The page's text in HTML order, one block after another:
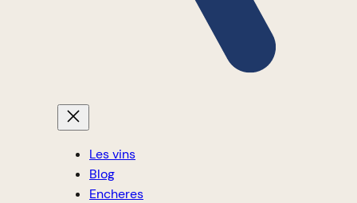
Les vins
Blog
Encheres